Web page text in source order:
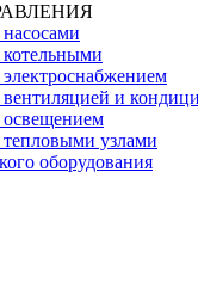
и
узлами
оборудования